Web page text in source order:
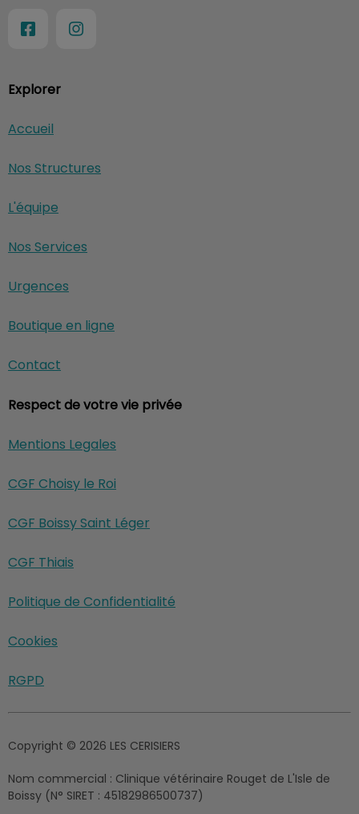
Explorer
Accueil
Nos Structures
L'équipe
Nos Services
Urgences
Boutique en ligne
Contact
Respect de votre vie privée
Mentions Legales
CGF Choisy le Roi
CGF Boissy Saint Léger
CGF Thiais
Politique de Confidentialité
Cookies
RGPD
Copyright © 2026 LES CERISIERS
Nom commercial : Clinique vétérinaire Rouget de L'Isle de
Boissy (N° SIRET : 45182986500737)